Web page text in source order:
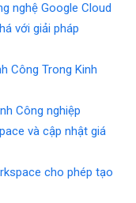
nghệ Google Cloud
với giải pháp
Công Trong Kinh
Công nghiệp
và cập nhật giá
cho phép tạo